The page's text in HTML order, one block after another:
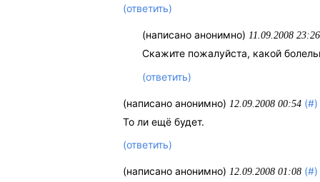
(ответить)
(написано анонимно) 11.09.2008 23:26
Скажите пожалуйста, какой
(ответить)
(написано анонимно) 12.09.2008 00:54 (#)
То ли ещё будет.
(ответить)
(написано анонимно) 12.09.2008 01:08 (#)